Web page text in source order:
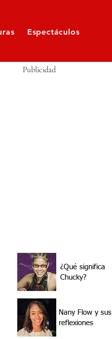
Espectáculos
Publicidad
¿Qué significa
Chucky?
Nany Flow y sus
reflexiones